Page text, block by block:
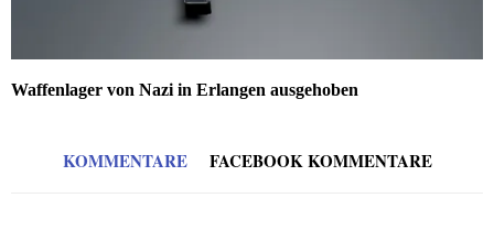
Waffenlager von Nazi in Erlangen ausgehoben
KOMMENTARE FACEBOOK KOMMENTARE